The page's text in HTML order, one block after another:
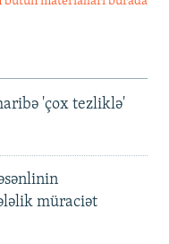
'çox tezliklə'
müraciət